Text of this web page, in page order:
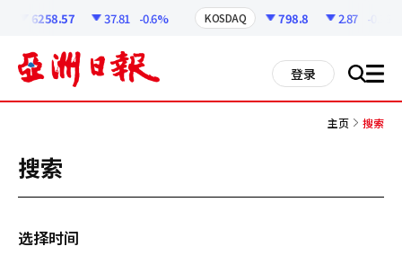
6258.57 37.81 -0.6% KOSDAQ 798.8 2.87 -0.36%
登录 搜 all
主页 搜索
搜索
选择时间